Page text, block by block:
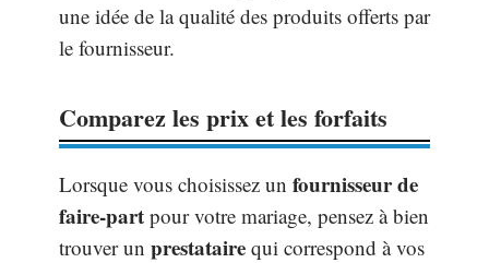
une idée de la qualité des produits offerts par
le fournisseur.
Comparez les prix et les forfaits
Lorsque vous choisissez un fournisseur de
faire-part pour votre mariage, pensez à bien
trouver un prestataire qui correspond à vos